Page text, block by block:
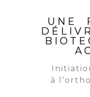
UNE
à